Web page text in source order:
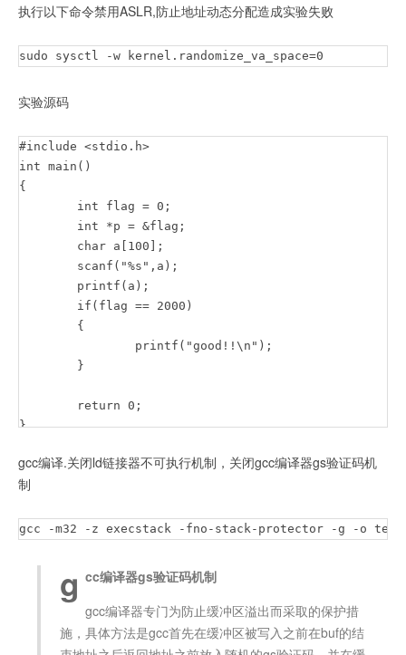
执行以下命令禁用ASLR,防止地址动态分配造成实验失败
sudo sysctl -w kernel.randomize_va_space=0
实验源码
#include <stdio.h>
int main()
{
gcc编译.关闭ld链接器不可执行机制，关闭gcc编译器gs验证码机
制
gcc -m32 -z execstack -fno-stack-protector -g -o
g cc编译器gs验证码机制
gcc编译器专门为防止缓冲区溢出而采取的保护措
施，具体方法是gcc首先在缓冲区被写入之前在buf的结